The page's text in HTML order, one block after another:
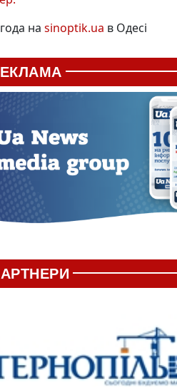
на sinoptik.ua в Одесі